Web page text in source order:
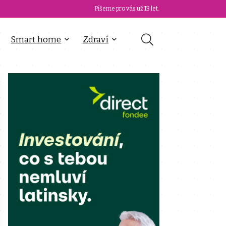
Píšeme pro vás už 13 let.
Smart home Zdraví